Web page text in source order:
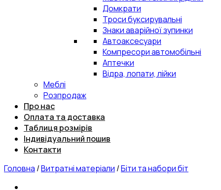
Домкрати
Троси буксирувальні
Знаки аварійної зупинки
Автоаксесуари
Компресори автомобільні
Аптечки
Відра, лопати, лійки
Меблі
Розпродаж
Про нас
Оплата та доставка
Таблиця розмірів
Індивідуальний пошив
Контакти
Головна /Витратні матеріали /Біти та набори біт